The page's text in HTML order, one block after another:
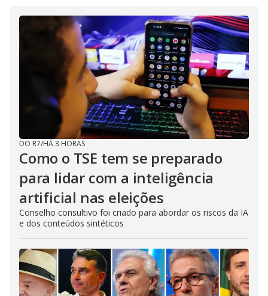
DO R7/HÁ 3 HORAS
Como o TSE tem se preparado
para lidar com a inteligência
artificial nas eleições
Conselho consultivo foi criado para abordar os riscos da IA
e dos conteúdos sintéticos